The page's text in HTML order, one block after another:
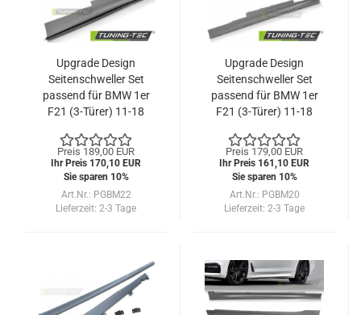
Upgrade Design
Seitenschweller Set
passend für BMW 1er
F21 (3-Türer) 11-18
Preis 189,00 EUR
Ihr Preis 170,10 EUR
Sie sparen 10%
Art.Nr.: PGBM22
Lieferzeit: 2-3 Tage
Upgrade Design
Seitenschweller Set
passend für BMW 1er
F21 (3-Türer) 11-18
Preis 179,00 EUR
Ihr Preis 161,10 EUR
Sie sparen 10%
Art.Nr.: PGBM20
Lieferzeit: 2-3 Tage